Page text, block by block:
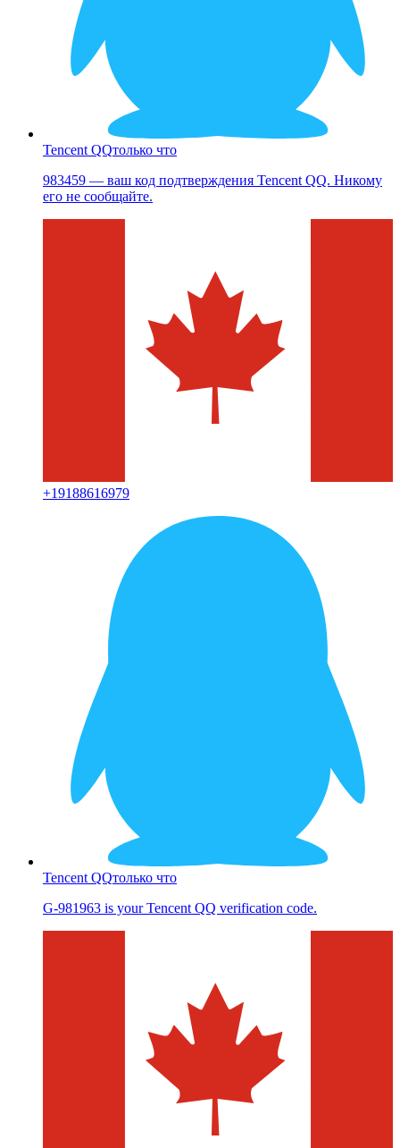
Tencent QQтолько что
983459 — ваш код подтверждения Tencent QQ. Никому
его не сообщайте.
+19188616979
Tencent QQтолько что
G-981963 is your Tencent QQ verification code.